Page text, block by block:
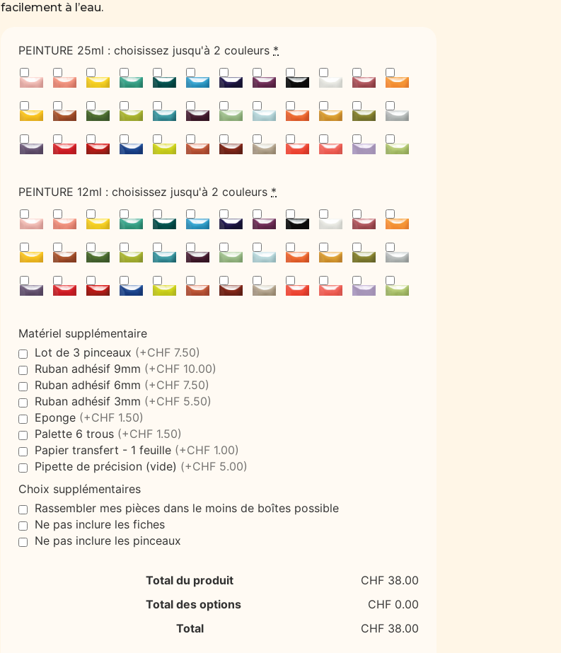
facilement à l’eau.
PEINTURE 25ml : choisissez jusqu'à 2 couleurs *
PEINTURE 12ml : choisissez jusqu'à 2 couleurs *
Matériel supplémentaire
Lot de 3 pinceaux (+CHF 7.50)
Ruban adhésif 9mm (+CHF 10.00)
Ruban adhésif 6mm (+CHF 7.50)
Ruban adhésif 3mm (+CHF 5.50)
Eponge (+CHF 1.50)
Palette 6 trous (+CHF 1.50)
Papier transfert - 1 feuille (+CHF 1.00)
Pipette de précision (vide) (+CHF 5.00)
Choix supplémentaires
Rassembler mes pièces dans le moins de boîtes possible
Ne pas inclure les fiches
Ne pas inclure les pinceaux
Total du produit
CHF 38.00
Total des options
CHF 0.00
Total
CHF 38.00